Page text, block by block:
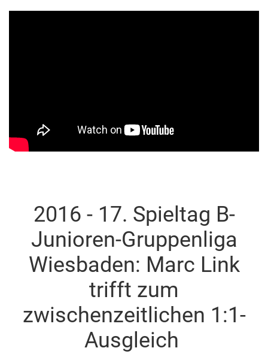
2016 - 17. Spieltag B-
Junioren-Gruppenliga
Wiesbaden: Marc Link
trifft zum
zwischenzeitlichen 1:1-
Ausgleich